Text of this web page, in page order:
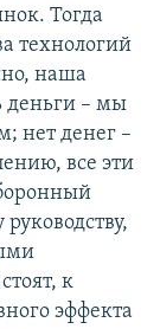
Тогда
технологий
наша
деньги – мы
нет денег –
все эти
к
эффекта